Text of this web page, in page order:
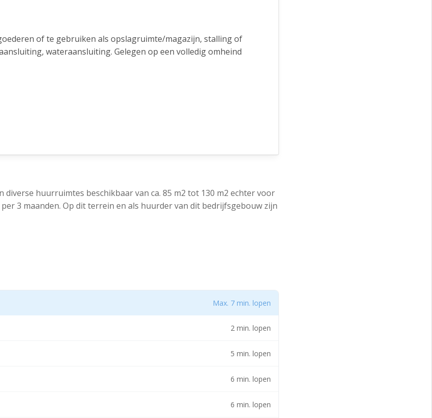
of te gebruiken als opslagruimte/magazijn, stalling of
wateraansluiting. Gelegen op een volledig omheind
huurruimtes beschikbaar van ca. 85 m2 tot 130 m2 echter voor
3 maanden. Op dit terrein en als huurder van dit bedrijfsgebouw zijn
Max. 7 min. lopen
2 min. lopen
5 min. lopen
6 min. lopen
6 min. lopen